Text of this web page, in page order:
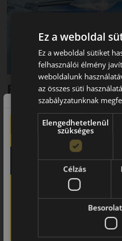
Fő előnyök
• Sportautókhoz és prémium
• 3PMSF és M+S minősítés
• Precíz irányíthatóság
• Sportos vezetési élmény
Futófelület és
A sportos futófelületi kialakítás
precíz irányíthatóságot és kiváló
fejlesztésű gumikeverék rövid
Ez a weboldal
Ez a weboldal sütiket
felhasználói élmény
weboldalunk
az összes süti
szabályzatunknak
Elengedhetetlenül
szükséges
Célzás